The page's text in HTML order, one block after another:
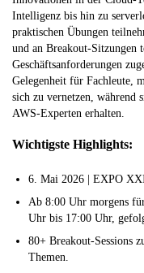
Intelligenz bis hin zu
praktischen Übungen
und an Breakout-Sitzungen
Geschäftsanforderungen
Gelegenheit für Fachleute,
sich zu vernetzen,
AWS-Experten erhalten.
Wichtigste Highlights:
6. Mai 2026 | EXPO
Ab 8:00 Uhr morgens
Uhr bis 17:00 Uhr,
80+ Breakout-Sessions
Themen.